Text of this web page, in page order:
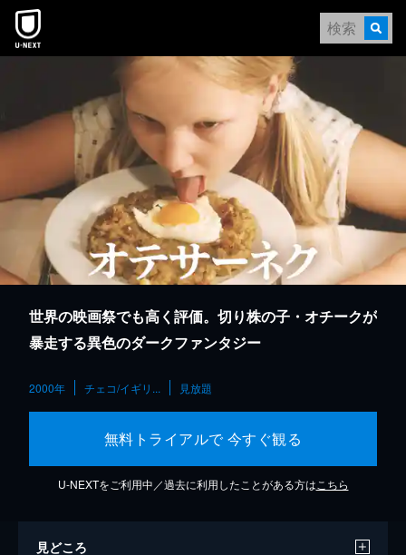
本文へスキップ
世界の映画祭でも高く評価。切り株の子・オチークが
暴走する異色のダークファンタジー
2000年 チェコ/イギリ... 見放題
無料トライアルで 今すぐ観る
U-NEXTをご利用中／過去に利用したことがある方は こちら
見どころ